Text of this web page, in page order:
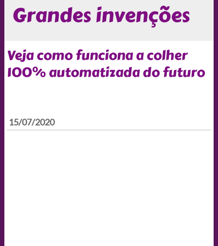
Grandes invenções
Veja como funciona a colher
100% automatizada do futuro
15/07/2020